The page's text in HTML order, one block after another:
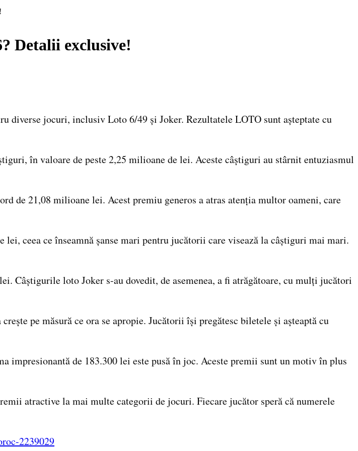
Detalii exclusive!
diverse jocuri, inclusiv Loto 6/49 și Joker. Rezultatele LOTO sunt așteptate cu
în valoare de peste 2,25 milioane de lei. Aceste câștiguri au stârnit entuziasmul
de 21,08 milioane lei. Acest premiu generos a atras atenția multor oameni, care
ceea ce înseamnă șanse mari pentru jucătorii care visează la câștiguri mai mari.
Câștigurile loto Joker s-au dovedit, de asemenea, a fi atrăgătoare, cu mulți jucători
pe măsură ce ora se apropie. Jucătorii își pregătesc biletele și așteaptă cu
impresionantă de 183.300 lei este pusă în joc. Aceste premii sunt un motiv în plus
atractive la mai multe categorii de jocuri. Fiecare jucător speră că numerele
2239029